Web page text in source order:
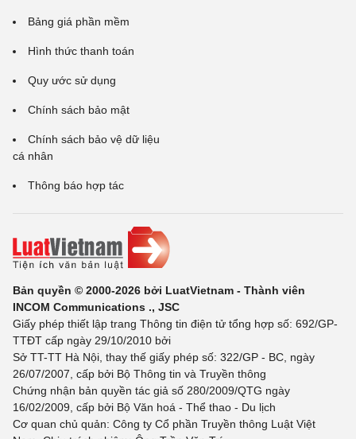
Bảng giá phần mềm
Hình thức thanh toán
Quy ước sử dụng
Chính sách bảo mật
Chính sách bảo vệ dữ liệu
cá nhân
Thông báo hợp tác
Bản quyền © 2000-2026 bởi LuatVietnam - Thành viên
INCOM Communications ., JSC
Giấy phép thiết lập trang Thông tin điện tử tổng hợp số: 692/GP-
TTĐT cấp ngày 29/10/2010 bởi
Sở TT-TT Hà Nội, thay thế giấy phép số: 322/GP - BC, ngày
26/07/2007, cấp bởi Bộ Thông tin và Truyền thông
Chứng nhận bản quyền tác giả số 280/2009/QTG ngày
16/02/2009, cấp bởi Bộ Văn hoá - Thể thao - Du lịch
Cơ quan chủ quản: Công ty Cổ phần Truyền thông Luật Việt